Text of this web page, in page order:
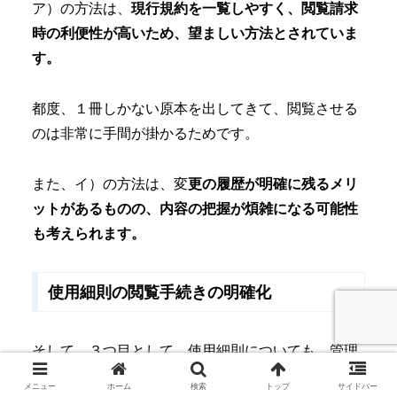
ア）の方法は、 現行規約を一覧しやすく、閲覧請求
時の利便性が高いため、望ましい方法とされていま
す。
都度、１冊しかない原本を出してきて、閲覧させる
のは非常に手間が掛かるためです。
また、イ）の方法は、変更の履歴が明確に残るメリ
ットがあるものの、内容の把握が煩雑になる可能性
も考えられます。
使用細則の閲覧手続きの明確化
そして、３つ目として、使用細則についても、管理
規約同様の手続きで閲覧できることを補足していま
メニュー ホーム 検索 トップ サイドバー